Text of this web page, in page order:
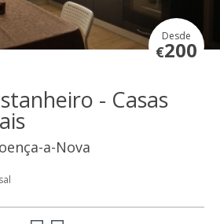
Desde
€200
- Casas
a-Nova